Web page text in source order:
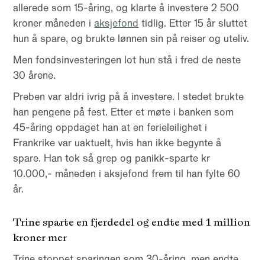
allerede som 15-åring, og klarte å investere 2 500
kroner måneden iaksjefond tidlig. Etter 15 år sluttet
hun å spare, og brukte lønnen sin på reiser og uteliv.
Men fondsinvesteringen lot hun stå i fred de neste
30 årene.
Preben var aldri ivrig på å investere. I stedet brukte
han pengene på fest. Etter et møte i banken som
45-åring oppdaget han at en ferieleilighet i
Frankrike var uaktuelt, hvis han ikke begynte å
spare. Han tok så grep og panikk-sparte kr
10.000,- måneden i aksjefond frem til han fylte 60
år.
Trine sparte en fjerdedel og endte med 1 million
kroner mer